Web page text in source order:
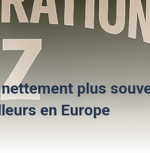
plus
en Europe